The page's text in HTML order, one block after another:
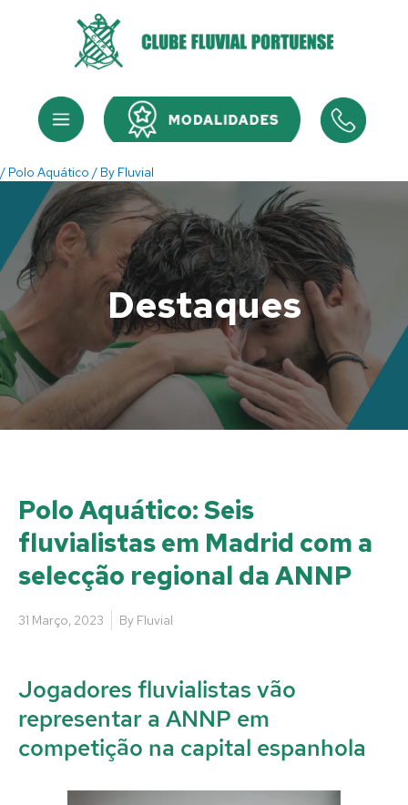
Menu Menu
/ Polo Aquático / By Fluvial
Destaques
Polo Aquático: Seis
fluvialistas em Madrid com a
selecção regional da ANNP
31 Março, 2023 By Fluvial
Jogadores fluvialistas vão
representar a ANNP em
competição na capital espanhola